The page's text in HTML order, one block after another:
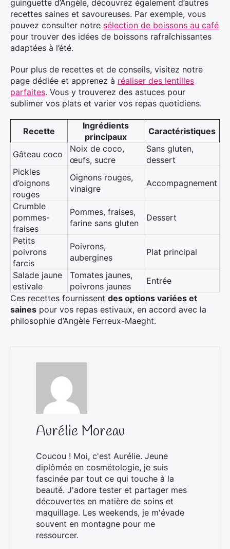
guinguette d’Angèle, découvrez également d’autres
recettes saines et savoureuses. Par exemple, vous
pouvez consulter notre sélection de boissons au café
pour trouver des idées de boissons rafraîchissantes
adaptées à l’été.
Pour plus de recettes et de conseils, visitez notre
page dédiée et apprenez à réaliser des lentilles
parfaites. Vous y trouverez des astuces pour
sublimer vos plats et varier vos repas quotidiens.
Recette
Ingrédients
principaux
Caractéristiques
Gâteau coco
Noix de coco,
œufs, sucre
Sans gluten,
dessert
Pickles
d’oignons
rouges
Oignons rouges,
vinaigre
Accompagnement
Crumble
pommes-
fraises
Pommes, fraises,
farine sans gluten
Dessert
Petits
poivrons
farcis
Poivrons,
aubergines
Plat principal
Salade jaune
estivale
Tomates jaunes,
poivrons jaunes
Entrée
Ces recettes fournissent des options variées et
saines pour vos repas estivaux, en accord avec la
philosophie d’Angèle Ferreux-Maeght.
Aurélie Moreau
Coucou ! Moi, c'est Aurélie. Jeune
diplômée en cosmétologie, je suis
fascinée par tout ce qui touche à la
beauté. J'adore tester et partager mes
découvertes en matière de soins et
maquillage. Les weekends, je m'évade
souvent en montagne pour me
ressourcer.